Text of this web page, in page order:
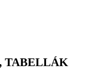
TABELLÁK